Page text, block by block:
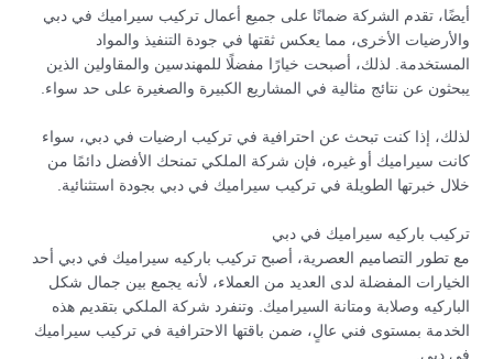
أيضًا، تقدم الشركة ضمانًا على جميع أعمال تركيب سيراميك في دبي
والأرضيات الأخرى، مما يعكس ثقتها في جودة التنفيذ والمواد
المستخدمة. لذلك، أصبحت خيارًا مفضلًا للمهندسين والمقاولين الذين
يبحثون عن نتائج مثالية في المشاريع الكبيرة والصغيرة على حد سواء.
لذلك، إذا كنت تبحث عن احترافية في تركيب ارضيات في دبي، سواء
كانت سيراميك أو غيره، فإن شركة الملكي تمنحك الأفضل دائمًا من
خلال خبرتها الطويلة في تركيب سيراميك في دبي بجودة استثنائية.
تركيب باركيه سيراميك في دبي
مع تطور التصاميم العصرية، أصبح تركيب باركيه سيراميك في دبي أحد
الخيارات المفضلة لدى العديد من العملاء، لأنه يجمع بين جمال شكل
الباركيه وصلابة ومتانة السيراميك. وتنفرد شركة الملكي بتقديم هذه
الخدمة بمستوى فني عالٍ، ضمن باقتها الاحترافية في تركيب سيراميك
في دبي.